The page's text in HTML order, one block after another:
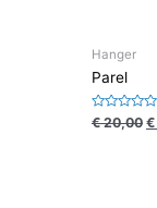
Hanger
Parel
Waardering
0
€20,00 €